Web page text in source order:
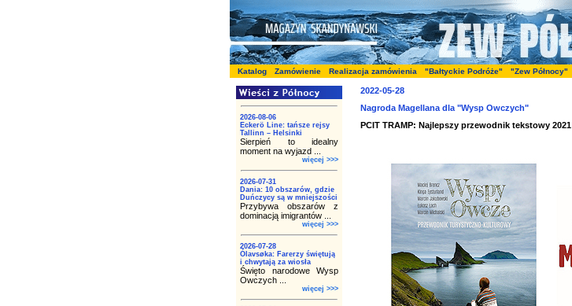
Katalog Zamówienie Realizacja zamówienia "Bałtyckie Podróże" "Zew Północy"
2026-08-06
Eckerö Line: tańsze rejsy
Tallinn – Helsinki
Sierpień to idealny
moment na wyjazd ...
więcej >>>
2026-07-31
Dania: 10 obszarów, gdzie
Duńczycy są w mniejszości
Przybywa obszarów z
dominacją imigrantów ...
więcej >>>
2026-07-28
Ólavsøka: Farerzy świętują
i chwytają za wiosła
Święto narodowe Wysp
Owczych ...
więcej >>>
2022-05-28
Nagroda Magellana dla "Wysp Owczych"
PCIT TRAMP: Najlepszy przewodnik tekstowy 2021